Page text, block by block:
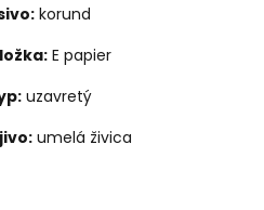
korund
E papier
uzavretý
umelá živica